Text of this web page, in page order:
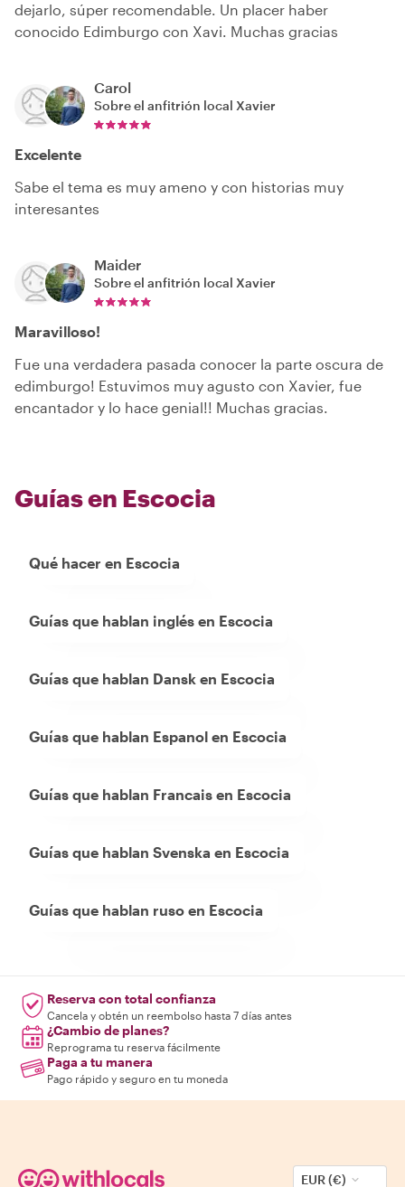
dejarlo, súper recomendable. Un placer haber
conocido Edimburgo con Xavi. Muchas gracias
Carol
Sobre el anfitrión local Xavier
Excelente
Sabe el tema es muy ameno y con historias muy
interesantes
Maider
Sobre el anfitrión local Xavier
Maravilloso!
Fue una verdadera pasada conocer la parte oscura de
edimburgo! Estuvimos muy agusto con Xavier, fue
encantador y lo hace genial!! Muchas gracias.
Guías en Escocia
Qué hacer en Escocia
Guías que hablan inglés en Escocia
Guías que hablan Dansk en Escocia
Guías que hablan Espanol en Escocia
Guías que hablan Francais en Escocia
Guías que hablan Svenska en Escocia
Guías que hablan ruso en Escocia
Reserva con total confianza
Cancela y obtén un reembolso hasta 7 días antes
¿Cambio de planes?
Reprograma tu reserva fácilmente
Paga a tu manera
Pago rápido y seguro en tu moneda
EUR (€)